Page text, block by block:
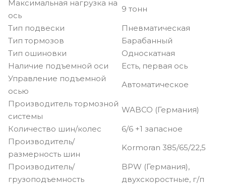
Максимальная нагрузка на
ось
9 тонн
Тип подвески
Пневматическая
Тип тормозов
Барабанный
Тип ошиновки
Односкатная
Наличие подъемной оси
Есть, первая ось
Управление подъемной
осью
Автоматическое
Производитель тормозной
системы
WABCO (Германия)
Количество шин/колес
6/6 +1 запасное
Производитель/
размерность шин
Kormoran 385/65/22,5
Производитель/
грузоподъемность
BPW (Германия),
двухскоростные, г/п